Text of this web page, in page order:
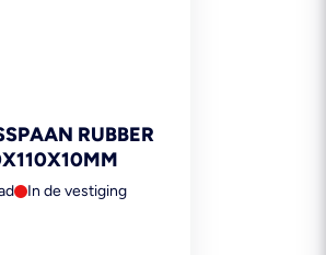
RUBBER
In de vestiging